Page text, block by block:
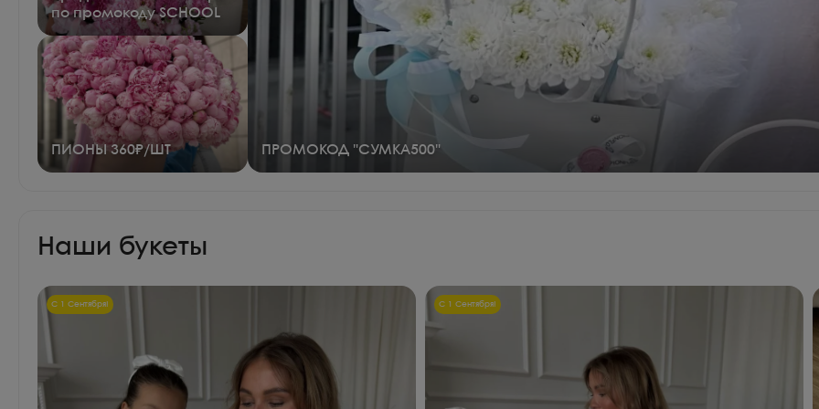
по промокоду SCHOOL
ПИОНЫ 360₽/ШТ ПРОМОКОД "СУМКА500"
Наши букеты
С 1 Сентября! С 1 Сентября!